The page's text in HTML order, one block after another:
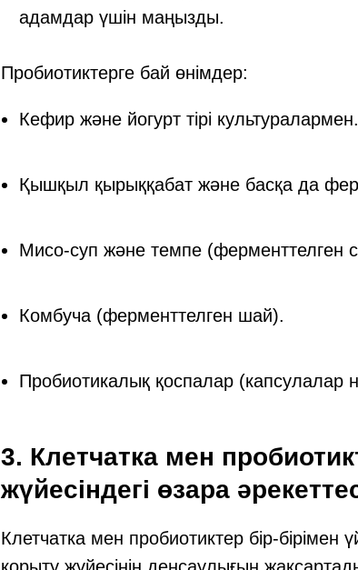
адамдар үшін маңызды.
Пробиотиктерге бай өнімдер:
Кефир және йогурт тірі культуралармен.
Қышқыл қырыққабат және басқа да
Мисо-суп және темпе (ферменттелген
Комбуча (ферменттелген шай).
Пробиотикалық қоспалар (капсулалар
3. Клетчатка мен
жүйесіндегі өзара
Клетчатка мен пробиотиктер бір-бірімен